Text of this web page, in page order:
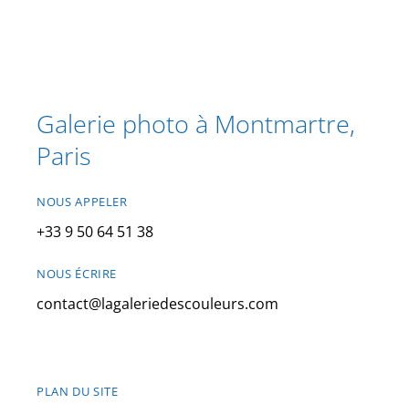
Galerie photo à Montmartre,
Paris
NOUS APPELER
+33 9 50 64 51 38
NOUS ÉCRIRE
contact@lagaleriedescouleurs.com
PLAN DU SITE